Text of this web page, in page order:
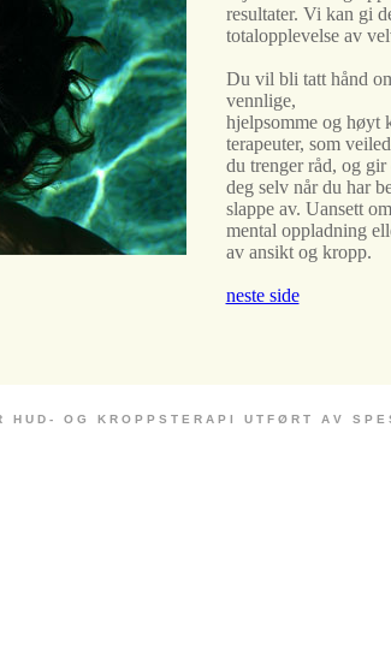
resultater. Vi kan gi
totalopplevelse av
Du vil bli tatt hånd
vennlige,
hjelpsomme og høyt
terapeuter, som
du trenger råd, og
deg selv når du har
slappe av. Uansett
mental oppladning
av ansikt og kropp.
neste side
H U D - O G K R O P P S T E R A P I U T F Ø R T A V S P E